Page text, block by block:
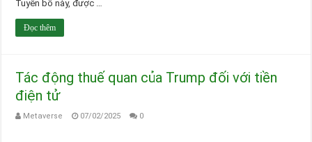
Tuyên bố này, được …
Đọc thêm
Tác động thuế quan của Trump đối với tiền
điện tử
Metaverse 07/02/2025 0